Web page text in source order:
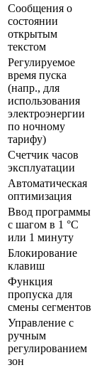
Сообщения о
состоянии
открытым
текстом
Регулируемое
время пуска
(напр., для
использования
электроэнергии
по ночному
тарифу)
Счетчик часов
эксплуатации
Автоматическая
оптимизация
Ввод программы
с шагом в 1 °C
или 1 минуту
Блокирование
клавиш
Функция
пропуска для
смены сегментов
Управление с
ручным
регулированием
зон